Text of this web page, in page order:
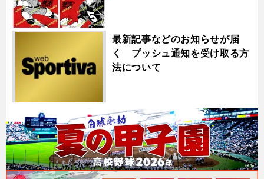
最新記事などのお知らせが届
く プッシュ通知を受け取る方
法について